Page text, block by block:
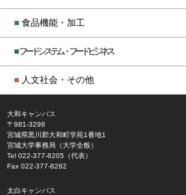
■ 食品機能・加工
■フードシステム・フードビジネス
■ 人文社会・その他
大和キャンパス
〒981-3298
宮城県黒川郡大和町学苑1番地1
宮城大学事務局（大学全般）
Tel 022-377-8205（代表）
Fax 022-377-8282
太白キャンパス